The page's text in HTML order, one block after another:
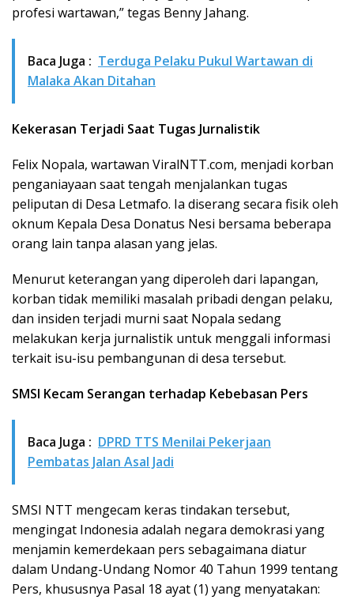
profesi wartawan,” tegas Benny Jahang.
Baca Juga : Terduga Pelaku Pukul Wartawan di
Malaka Akan Ditahan
Kekerasan Terjadi Saat Tugas Jurnalistik
Felix Nopala, wartawan ViralNTT.com, menjadi korban
penganiayaan saat tengah menjalankan tugas
peliputan di Desa Letmafo. Ia diserang secara fisik oleh
oknum Kepala Desa Donatus Nesi bersama beberapa
orang lain tanpa alasan yang jelas.
Menurut keterangan yang diperoleh dari lapangan,
korban tidak memiliki masalah pribadi dengan pelaku,
dan insiden terjadi murni saat Nopala sedang
melakukan kerja jurnalistik untuk menggali informasi
terkait isu-isu pembangunan di desa tersebut.
SMSI Kecam Serangan terhadap Kebebasan Pers
Baca Juga : DPRD TTS Menilai Pekerjaan
Pembatas Jalan Asal Jadi
SMSI NTT mengecam keras tindakan tersebut,
mengingat Indonesia adalah negara demokrasi yang
menjamin kemerdekaan pers sebagaimana diatur
dalam Undang-Undang Nomor 40 Tahun 1999 tentang
Pers, khususnya Pasal 18 ayat (1) yang menyatakan: